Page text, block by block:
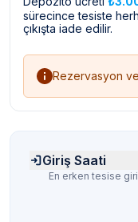
sürecince tesiste
çıkışta iade edilir.
Rezervasyon
Giriş Saati
En erken tesise